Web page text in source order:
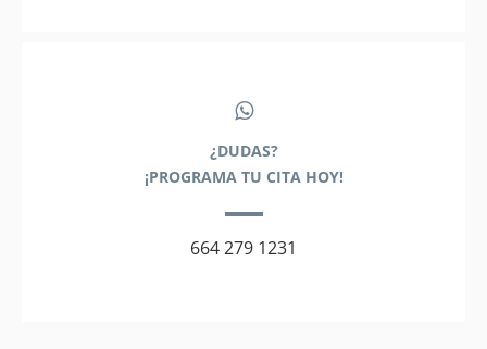
¿DUDAS?
¡PROGRAMA TU CITA HOY!
664 279 1231